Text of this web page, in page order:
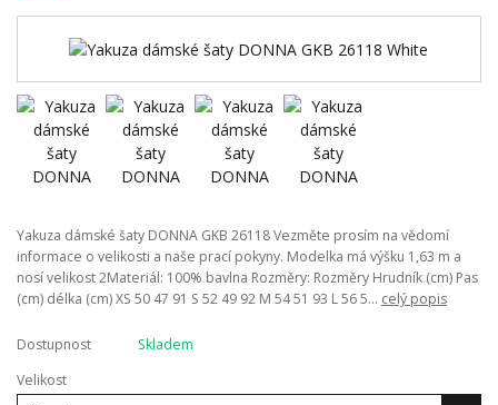
Yakuza dámské šaty DONNA GKB 26118 Vezměte prosím na vědomí
informace o velikosti a naše prací pokyny. Modelka má výšku 1,63 m a
nosí velikost 2Materiál: 100% bavlna Rozměry: Rozměry Hrudník (cm) Pas
(cm) délka (cm) XS 50 47 91 S 52 49 92 M 54 51 93 L 56 5... celý popis
Dostupnost
Skladem
Velikost